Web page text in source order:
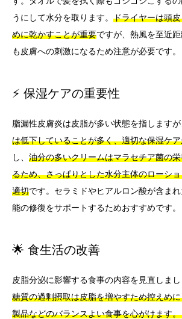
うにして水分を取ります。 ドライヤーは頭
めに乾かすことが重要ですが、熱風を至近
も皮膚への刺激になるため注意が必要です。
⚡ 保湿ケアの重要性
脂漏性皮膚炎は皮脂が多い状態を指しますが
は低下していることが多く、適切な保湿ケ
し、 油分の多いクリームはマラセチア菌の
るため、さっぱりとした水分主体のローシ
適切です。セラミドやヒアルロン酸が含ま
能の修復をサポートするためおすすめです。
🌟 食生活の改善
皮脂分泌に影響する食事の内容を見直しまし
糖質の過剰摂取は皮脂を増やすため控えめ
製品などのバランスよい食事を心がけます。